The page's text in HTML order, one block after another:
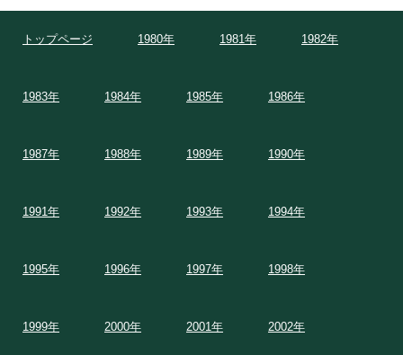
トップページ 1980年 1981年 1982年
1983年 1984年 1985年 1986年
1987年 1988年 1989年 1990年
1991年 1992年 1993年 1994年
1995年 1996年 1997年 1998年
1999年 2000年 2001年 2002年